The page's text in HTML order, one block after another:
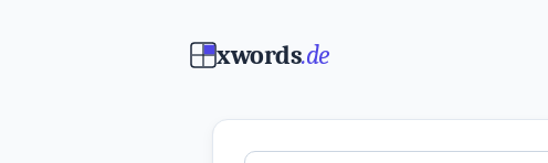
xwords.de